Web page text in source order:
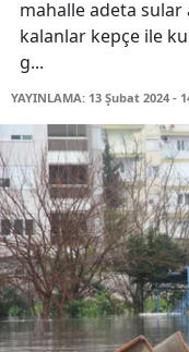
mahalle adeta sular
kalanlar kepçe ile
g...
YAYINLAMA: 13 Şubat 2024 -